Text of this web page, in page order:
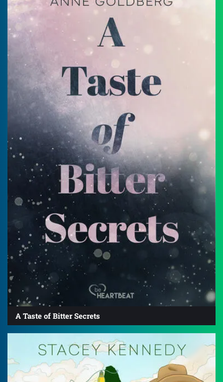
A Taste of Bitter Secrets